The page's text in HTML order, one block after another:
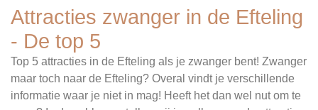
Attracties zwanger in de Efteling
- De top 5
Top 5 attracties in de Efteling als je zwanger bent! Zwanger
maar toch naar de Efteling? Overal vindt je verschillende
informatie waar je niet in mag! Heeft het dan wel nut om te